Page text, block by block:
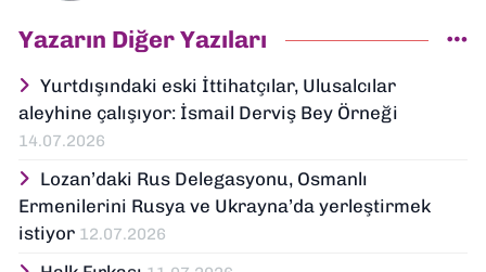
aynı bölümde doktorasını tamamlamıştır.
1994 yılında Ege Üniversitesinde doçent ve
2000 yılında da profesör olmuştur. Halen
aynı bölümde çalışmaktadır. Orta Asya,
Osmanlı, Türkiye ve Balkanlar tarihi
yayınlanmıştır.
Yazarın Diğer Yazıları
Yurtdışındaki eski İttihatçılar, Ulusalcılar
aleyhine çalışıyor: İsmail Derviş Bey Örneği
14.07.2026
Lozan’daki Rus Delegasyonu, Osmanlı
Ermenilerini Rusya ve Ukrayna’da yerleştirmek
istiyor 12.07.2026